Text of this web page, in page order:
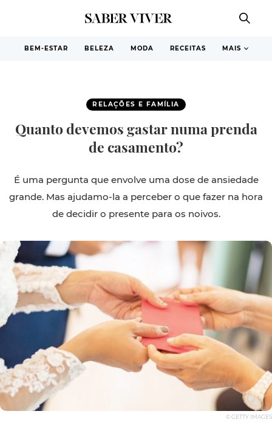
BEM-ESTAR BELEZA MODA RECEITAS MAIS
RELAÇÕES E FAMÍLIA
Quanto devemos gastar numa prenda
de casamento?
É uma pergunta que envolve uma dose de ansiedade
grande. Mas ajudamo-la a perceber o que fazer na hora
de decidir o presente para os noivos.
© GETTY IMAGES